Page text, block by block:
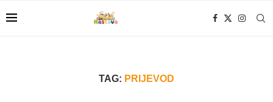
TAG: PRIJEVOD